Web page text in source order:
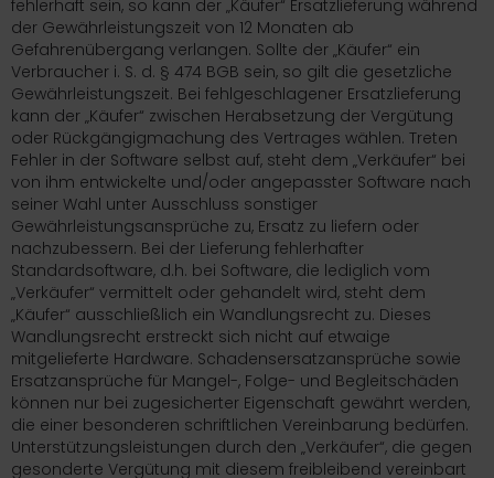
fehlerhaft sein, so kann der „Käufer“ Ersatzlieferung während
der Gewährleistungszeit von 12 Monaten ab
Gefahrenübergang verlangen. Sollte der „Käufer“ ein
Verbraucher i. S. d. § 474 BGB sein, so gilt die gesetzliche
Gewährleistungszeit. Bei fehlgeschlagener Ersatzlieferung
kann der „Käufer“ zwischen Herabsetzung der Vergütung
oder Rückgängigmachung des Vertrages wählen. Treten
Fehler in der Software selbst auf, steht dem „Verkäufer“ bei
von ihm entwickelte und/oder angepasster Software nach
seiner Wahl unter Ausschluss sonstiger
Gewährleistungsansprüche zu, Ersatz zu liefern oder
nachzubessern. Bei der Lieferung fehlerhafter
Standardsoftware, d.h. bei Software, die lediglich vom
„Verkäufer“ vermittelt oder gehandelt wird, steht dem
„Käufer“ ausschließlich ein Wandlungsrecht zu. Dieses
Wandlungsrecht erstreckt sich nicht auf etwaige
mitgelieferte Hardware. Schadensersatzansprüche sowie
Ersatzansprüche für Mangel-, Folge- und Begleitschäden
können nur bei zugesicherter Eigenschaft gewährt werden,
die einer besonderen schriftlichen Vereinbarung bedürfen.
Unterstützungsleistungen durch den „Verkäufer“, die gegen
gesonderte Vergütung mit diesem freibleibend vereinbart